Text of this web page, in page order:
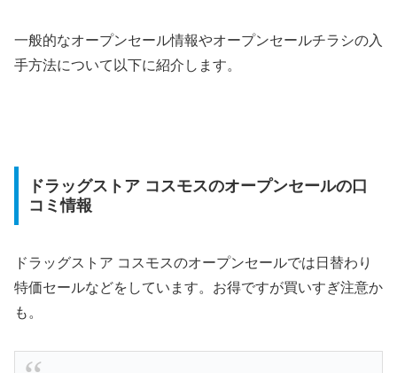
一般的なオープンセール情報やオープンセールチラシの入
手方法について以下に紹介します。
ドラッグストア コスモスのオープンセールの口
コミ情報
ドラッグストア コスモスのオープンセールでは日替わり
特価セールなどをしています。お得ですが買いすぎ注意か
も。